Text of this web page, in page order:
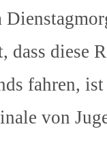
dass diese
fahren,
von